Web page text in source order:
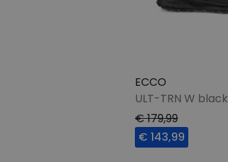
ECCO
ULT-TRN W black
€ 179,99
€ 143,99